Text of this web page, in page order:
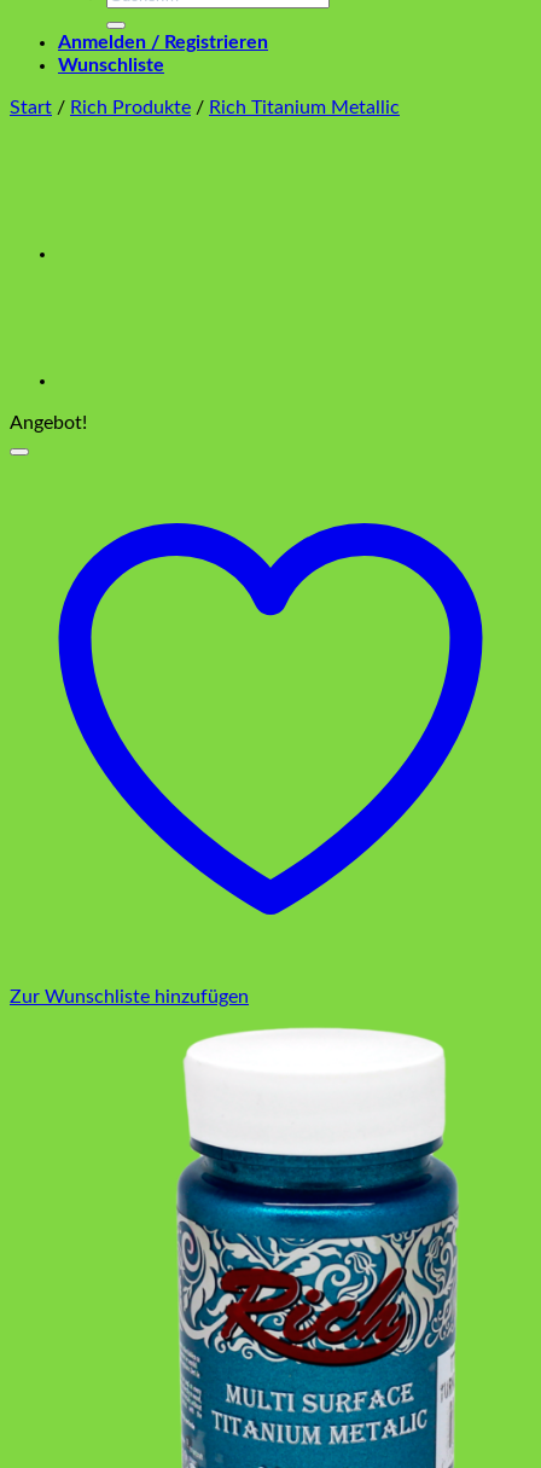
Anmelden / Registrieren
Wunschliste
Start / Rich Produkte / Rich Titanium Metallic
Angebot!
Zur Wunschliste hinzufügen